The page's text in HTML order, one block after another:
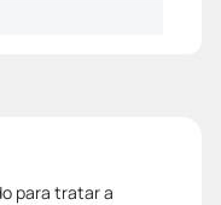
para tratar a